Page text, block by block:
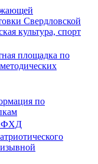
Свердловской
культура, спорт
площадка по
по
ФХД